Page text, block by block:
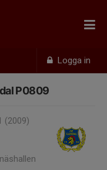
Logga in
P0809
(2009)